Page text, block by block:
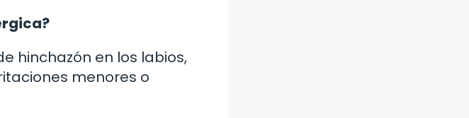
hinchazón en los labios,
menores o